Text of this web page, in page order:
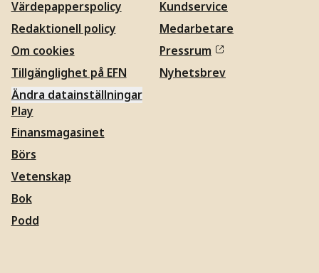
Värdepapperspolicy
Redaktionell policy
Om cookies
Tillgänglighet på EFN
Ändra datainställningar
Kundservice
Medarbetare
Pressrum
Nyhetsbrev
Play
Finansmagasinet
Börs
Vetenskap
Bok
Podd